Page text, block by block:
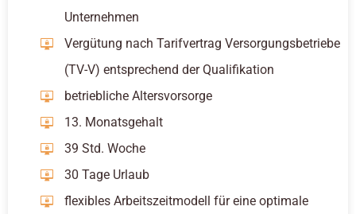
Unternehmen
Vergütung nach Tarifvertrag Versorgungsbetriebe
(TV-V) entsprechend der Qualifikation
betriebliche Altersvorsorge
13. Monatsgehalt
39 Std. Woche
30 Tage Urlaub
flexibles Arbeitszeitmodell für eine optimale